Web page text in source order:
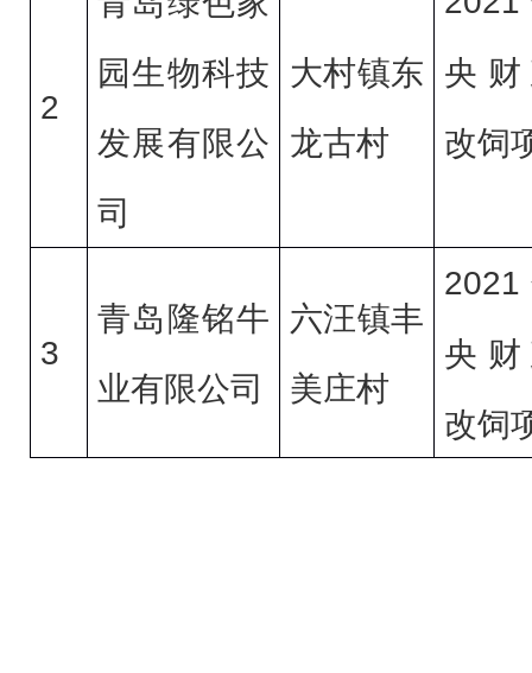
2
园生物科技
发展有限公
司
大村镇东
龙古村
央
改饲
3
青岛隆铭牛
业有限公司
六汪镇丰
美庄村
2021
央
改饲